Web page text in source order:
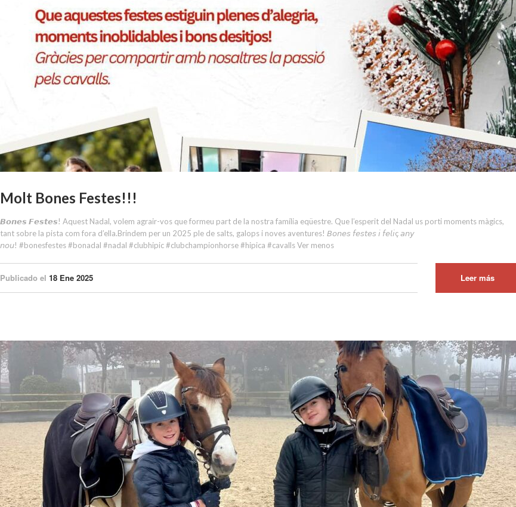
Molt Bones Festes!!!
𝘽𝙤𝙣𝙚𝙨 𝙁𝙚𝙨𝙩𝙚𝙨! Aquest Nadal, volem agrair-vos que formeu part de la nostra família eqüestre. Que l’esperit del Nadal us porti moments màgics,
tant sobre la pista com fora d’ella.Brindem per un 2025 ple de salts, galops i noves aventures! 𝘉𝘰𝘯𝘦𝘴 𝘧𝘦𝘴𝘵𝘦𝘴 𝘪 𝘧𝘦𝘭𝘪ç 𝘢𝘯𝘺
𝘯𝘰𝘶! #bonesfestes #bonadal #nadal #clubhipic #clubchampionhorse #hipica #cavalls Ver menos
Publicado el 18 Ene 2025 Leer más